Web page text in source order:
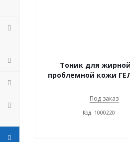
Тоник для
проблемной кожи
Под заказ
Код: 1000220